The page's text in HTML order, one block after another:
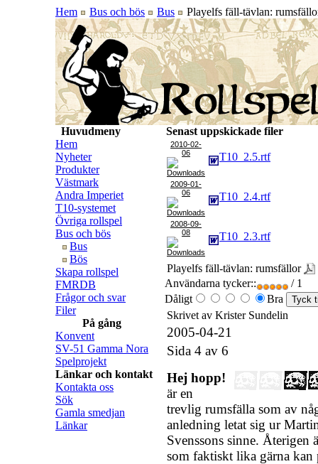
Hem Bus och bös Bus Playelfs fäll-tävlan:
Huvudmeny
Hem
Nyheter
Produkter
Västmark
Andra Imperiet
T10-systemet
Övriga rollspel
Bus och bös
Bus
Bös
Skapa rollspel
FMRDB
Frågor och svar
Filer
På gång
Konvent
SV-51 Gamma Nora
Spelprojekt
Länkar och kontakt
Kontakta oss
Sök
Gamla smedjan
Länkar
Senast uppskickade filer
2010-02-
06
T10_2.5.rtf
2009-01-
06
T10_2.4.rtf
2008-09-
08
T10_2.3.rtf
Playelfs fäll-tävlan: rumsfällor
Användarna tycker::
/ 1
Dåligt
Bra
Skrivet av Krister Sundelin
2005-04-21
Sida 4 av 6
Hej hopp!
är en
trevlig rumsfälla som av
anledning letat sig ur
Svenssons sinne. Återigen
som faktiskt lika gärna kan